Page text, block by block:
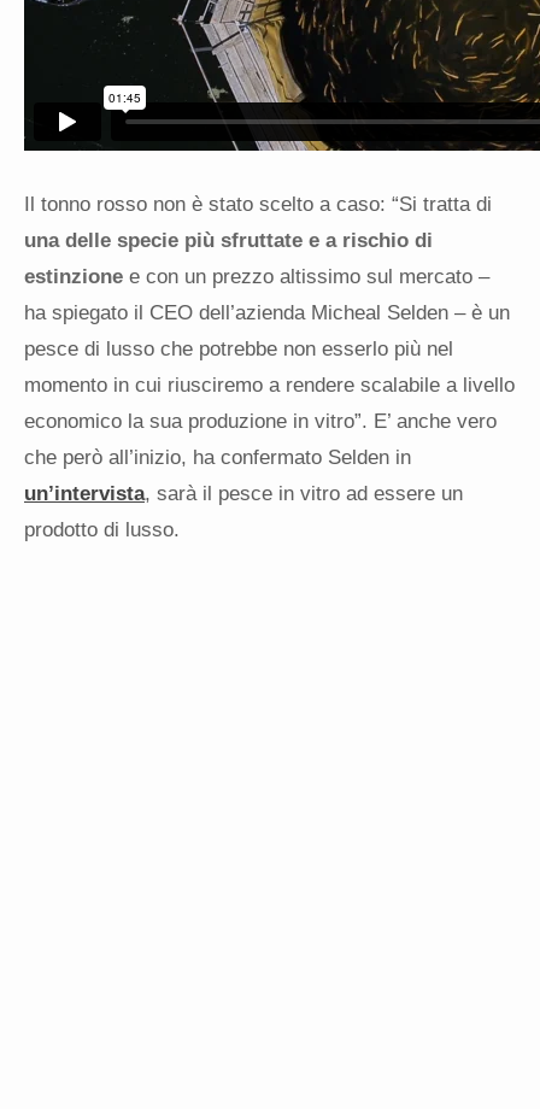
Il tonno rosso non è stato scelto a caso: “Si tratta di
una delle specie più sfruttate e a rischio di
estinzione e con un prezzo altissimo sul mercato –
ha spiegato il CEO dell’azienda Micheal Selden – è un
pesce di lusso che potrebbe non esserlo più nel
momento in cui riusciremo a rendere scalabile a livello
economico la sua produzione in vitro”. E’ anche vero
che però all’inizio, ha confermato Selden in
un’intervista, sarà il pesce in vitro ad essere un
prodotto di lusso.